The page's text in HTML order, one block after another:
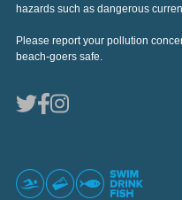
hazards such as dangerous
Please report your pollution
beach-goers safe.